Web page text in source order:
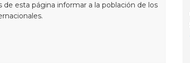
esta página informar a la población de los